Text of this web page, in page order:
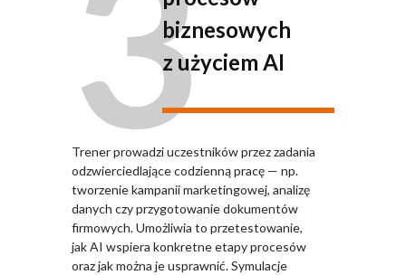
biznesowych
z użyciem AI
Trener prowadzi uczestników przez zadania
odzwierciedlające codzienną pracę — np.
tworzenie kampanii marketingowej, analizę
danych czy przygotowanie dokumentów
firmowych. Umożliwia to przetestowanie,
jak AI wspiera konkretne etapy procesów
oraz jak można je usprawnić. Symulacje